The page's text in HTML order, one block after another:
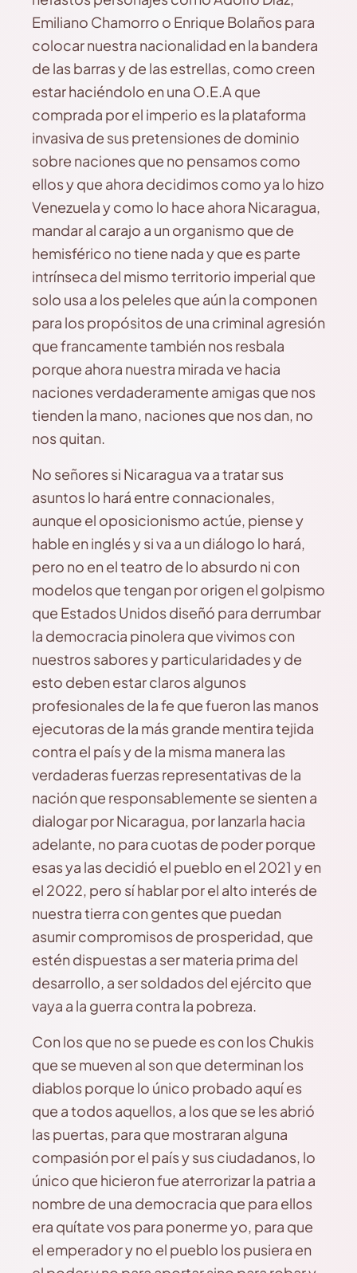
Emiliano Chamorro o Enrique Bolaños para
colocar nuestra nacionalidad en la bandera
de las barras y de las estrellas, como creen
estar haciéndolo en una O.E.A que
comprada por el imperio es la plataforma
invasiva de sus pretensiones de dominio
sobre naciones que no pensamos como
ellos y que ahora decidimos como ya lo hizo
Venezuela y como lo hace ahora Nicaragua,
mandar al carajo a un organismo que de
hemisférico no tiene nada y que es parte
intrínseca del mismo territorio imperial que
solo usa a los peleles que aún la componen
para los propósitos de una criminal agresión
que francamente también nos resbala
porque ahora nuestra mirada ve hacia
naciones verdaderamente amigas que nos
tienden la mano, naciones que nos dan, no
nos quitan.
No señores si Nicaragua va a tratar sus
asuntos lo hará entre connacionales,
aunque el oposicionismo actúe, piense y
hable en inglés y si va a un diálogo lo hará,
pero no en el teatro de lo absurdo ni con
modelos que tengan por origen el golpismo
que Estados Unidos diseñó para derrumbar
la democracia pinolera que vivimos con
nuestros sabores y particularidades y de
esto deben estar claros algunos
profesionales de la fe que fueron las manos
ejecutoras de la más grande mentira tejida
contra el país y de la misma manera las
verdaderas fuerzas representativas de la
nación que responsablemente se sienten a
dialogar por Nicaragua, por lanzarla hacia
adelante, no para cuotas de poder porque
esas ya las decidió el pueblo en el 2021 y en
el 2022, pero sí hablar por el alto interés de
nuestra tierra con gentes que puedan
asumir compromisos de prosperidad, que
estén dispuestas a ser materia prima del
desarrollo, a ser soldados del ejército que
vaya a la guerra contra la pobreza.
Con los que no se puede es con los Chukis
que se mueven al son que determinan los
diablos porque lo único probado aquí es
que a todos aquellos, a los que se les abrió
las puertas, para que mostraran alguna
compasión por el país y sus ciudadanos, lo
único que hicieron fue aterrorizar la patria a
nombre de una democracia que para ellos
era quítate vos para ponerme yo, para que
el emperador y no el pueblo los pusiera en